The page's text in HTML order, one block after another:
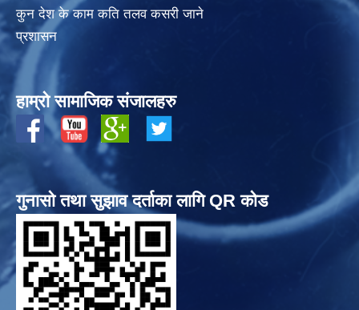
कुन देश के काम कति तलव कसरी जाने
प्रशासन
हाम्रो सामाजिक संजालहरु
गुनासो तथा सुझाव दर्ताका लागि QR कोड